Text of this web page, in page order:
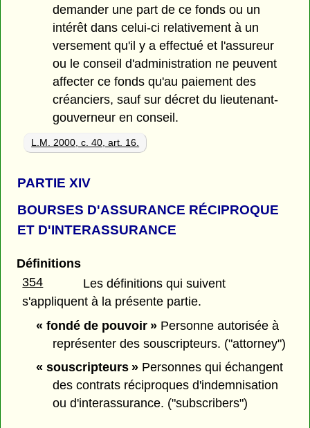
demander une part de ce fonds ou un
intérêt dans celui-ci relativement à un
versement qu'il y a effectué et l'assureur
ou le conseil d'administration ne peuvent
affecter ce fonds qu'au paiement des
créanciers, sauf sur décret du lieutenant-
gouverneur en conseil.
L.M. 2000, c. 40, art. 16.
PARTIEXIV
BOURSES D'ASSURANCE RÉCIPROQUE
ET D'INTERASSURANCE
Définitions
354
Les définitions qui suivent
s'appliquent à la présente partie.
« fondé de pouvoir »Personne autorisée à
représenter des souscripteurs. ("attorney")
« souscripteurs »Personnes qui échangent
des contrats réciproques d'indemnisation
ou d'interassurance. ("subscribers")